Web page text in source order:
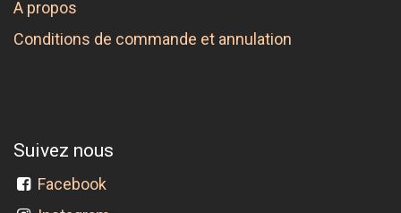
A propos
Conditions de commande et annulation
Suivez nous
Facebook